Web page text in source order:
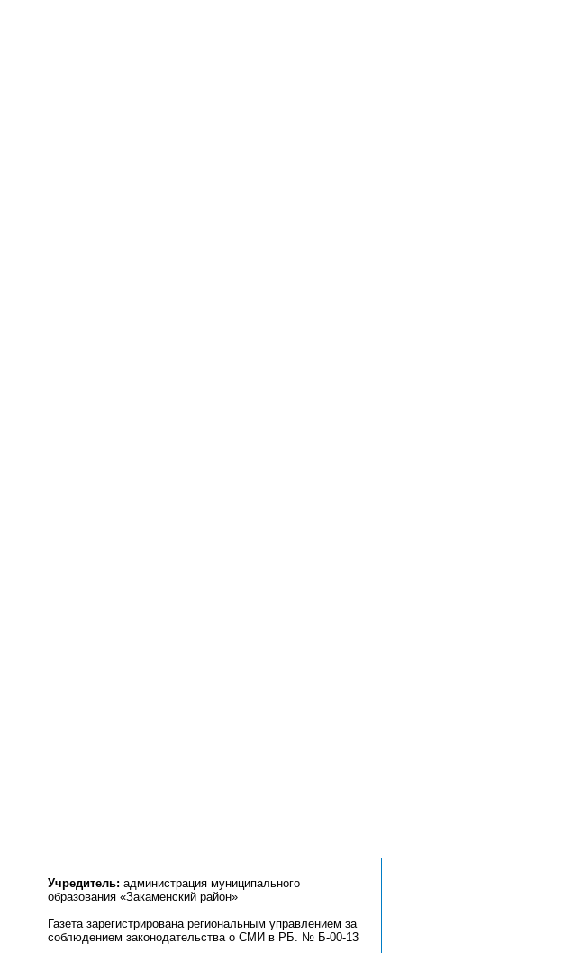
Учредитель: администрация муниципального
образования «Закаменский район»
Газета зарегистрирована региональным управлением за
соблюдением законодательства о СМИ в РБ. № Б-00-13